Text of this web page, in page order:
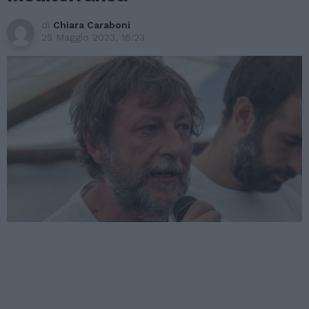
di Chiara Caraboni
25 Maggio 2023, 16:23